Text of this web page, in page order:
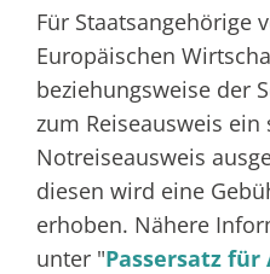
Für Staatsangehörige
Europäischen
beziehungsweise der
zum Reiseausweis
Notreiseausweis
diesen wird eine
erhoben. Nähere
unter "Passersatz für